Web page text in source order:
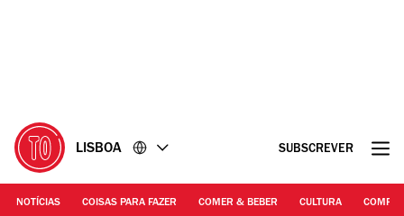
LISBOA SUBSCREVER
NOTÍCIAS COISAS PARA FAZER COMER & BEBER CULTURA
Mariana Valle Lima | Tártaro de novilho, mayo anchova